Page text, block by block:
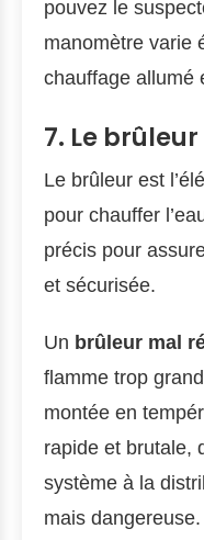
pouvez le
manomètre varie
chauffage allumé
7. Le
Le brûleur est
pour chauffer
précis pour
et sécurisée.
Un brûleur mal
flamme trop
montée en
rapide et brutale,
système à la
mais